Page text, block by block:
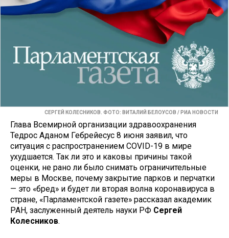
СЕРГЕЙ КОЛЕСНИКОВ. ФОТО: ВИТАЛИЙ БЕЛОУСОВ / РИА НОВОСТИ
Глава Всемирной организации здравоохранения
Тедрос Аданом Гебрейесус 8 июня заявил, что
ситуация с распространением COVID-19 в мире
ухудшается. Так ли это и каковы причины такой
оценки, не рано ли было снимать ограничительные
меры в Москве, почему закрытие парков и перчатки
— это «бред» и будет ли вторая волна коронавируса в
стране, «Парламентской газете» рассказал академик
РАН, заслуженный деятель науки РФ Сергей
Колесников.